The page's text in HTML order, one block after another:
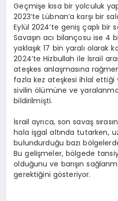
Geçmişe kısa bir yolculuk
2023’te Lübnan’a karşı bir
Eylül 2024’te geniş çaplı bir
Savaşın acı bilançosu ise 4
yaklaşık 17 bin yaralı olarak
2024’te Hizbullah ile İsrail
ateşkes anlaşmasına
fazla kez ateşkesi ihlal ettiği
sivilin ölümüne ve
bildirilmişti.
İsrail ayrıca, son savaş
hala işgal altında tutarken,
bulundurduğu bazı
Bu gelişmeler, bölgede
olduğunu ve barışın
gerektiğini gösteriyor.